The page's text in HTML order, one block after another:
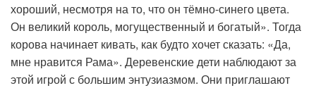
хороший, несмотря на то, что он тёмно-синего цвета.
Он великий король, могущественный и богатый». Тогда
корова начинает кивать, как будто хочет сказать: «Да,
мне нравится Рама». Деревенские дети наблюдают за
этой игрой с большим энтузиазмом. Они приглашают